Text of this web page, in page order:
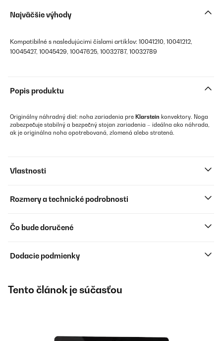
Najväčšie výhody
Kompatibilné s nasledujúcimi číslami artiklov: 10041210, 10041212,
10045427, 10045429, 10047625, 10032787, 10032789
Popis produktu
Originálny náhradný diel: noha zariadenia pre Klarstein konvektory. Noga
zabezpečuje stabilný a bezpečný stojan zariadenia – ideálna ako náhrada,
ak je originálna noha opotrebovaná, zlomená alebo stratená.
Vlastnosti
Rozmery a technické podrobnosti
Čo bude doručené
Dodacie podmienky
Tento článok je súčasťou